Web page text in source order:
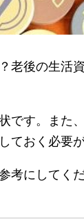
老後の生活
です。また
おく必要が
にしてくだ